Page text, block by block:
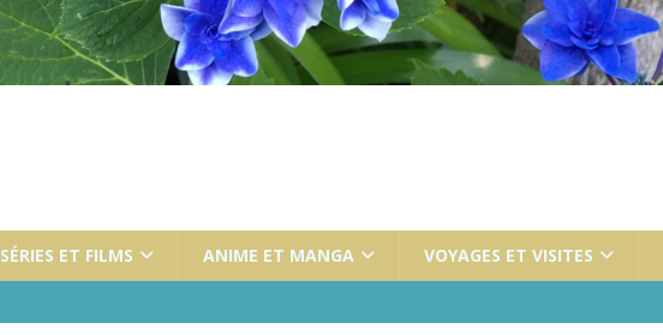
SÉRIES ET FILMS ANIME ET MANGA VOYAGES ET VISITES